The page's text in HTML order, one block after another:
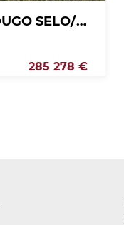
BEZ PROVIZIJE***DUGO SELO/TRIPLEX-MODERNA KUĆA U NIZU 99,40 m2 / 2800 eura/m2
285 278 €